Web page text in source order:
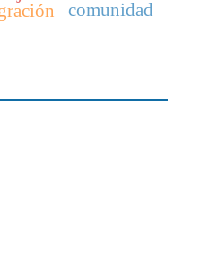
comunidad